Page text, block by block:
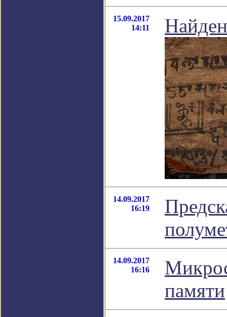
15.09.2017
14:11
14.09.2017
16:19
14.09.2017
16:16
памяти